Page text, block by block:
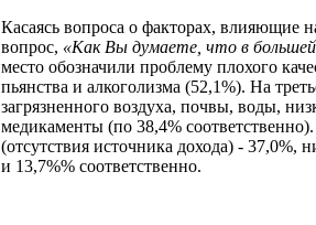
Касаясь вопроса о факторах, влияющие
вопрос, «Как Вы думаете, что в большей
место обозначили проблему плохого
пьянства и алкоголизма (52,1%). На
загрязненного воздуха, почвы, воды,
медикаменты (по 38,4%
(отсутствия источника дохода) - 37,0%,
и 13,7%% соответственно.